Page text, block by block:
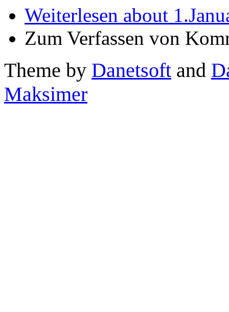
Weiterlesen about
Zum Verfassen von
Theme by Danetsoft and
Maksimer